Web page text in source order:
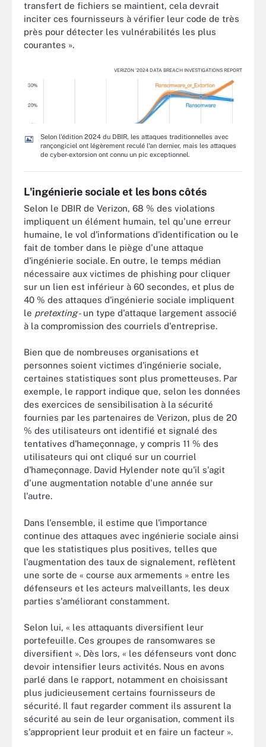
transfert de fichiers se maintient, cela devrait
inciter ces fournisseurs à vérifier leur code de très
près pour détecter les vulnérabilités les plus
courantes ».
VERIZON '2024 DATA BREACH INVESTIGATIONS REPORT
Selon l'édition 2024 du DBIR, les attaques traditionnelles avec
rançongiciel ont légèrement reculé l'an dernier, mais les attaques
de cyber-extorsion ont connu un pic exceptionnel.
L'ingénierie sociale et les bons côtés
Selon le DBIR de Verizon, 68 % des violations
impliquent un élément humain, tel qu'une erreur
humaine, le vol d'informations d'identification ou le
fait de tomber dans le piège d'une attaque
d'ingénierie sociale. En outre, le temps médian
nécessaire aux victimes de phishing pour cliquer
sur un lien est inférieur à 60 secondes, et plus de
40 % des attaques d'ingénierie sociale impliquent
le pretexting- un type d'attaque largement associé
à la compromission des courriels d'entreprise.
Bien que de nombreuses organisations et
personnes soient victimes d'ingénierie sociale,
certaines statistiques sont plus prometteuses. Par
exemple, le rapport indique que, selon les données
des exercices de sensibilisation à la sécurité
fournies par les partenaires de Verizon, plus de 20
% des utilisateurs ont identifié et signalé des
tentatives d'hameçonnage, y compris 11 % des
utilisateurs qui ont cliqué sur un courriel
d'hameçonnage. David Hylender note qu'il s'agit
d'une augmentation notable d'une année sur
l'autre.
Dans l'ensemble, il estime que l'importance
continue des attaques avec ingénierie sociale ainsi
que les statistiques plus positives, telles que
l'augmentation des taux de signalement, reflètent
une sorte de « course aux armements » entre les
défenseurs et les acteurs malveillants, les deux
parties s'améliorant constamment.
Selon lui, « les attaquants diversifient leur
portefeuille. Ces groupes de ransomwares se
diversifient ». Dès lors, « les défenseurs vont donc
devoir intensifier leurs activités. Nous en avons
parlé dans le rapport, notamment en choisissant
plus judicieusement certains fournisseurs de
sécurité. Il faut regarder comment ils assurent la
sécurité au sein de leur organisation, comment ils
s'approprient leur produit et en faire un facteur ».